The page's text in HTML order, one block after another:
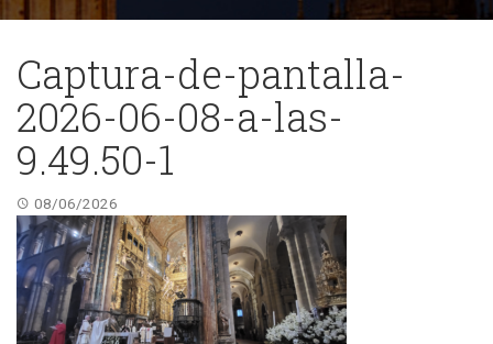
Captura-de-pantalla-
2026-06-08-a-las-
9.49.50-1
08/06/2026